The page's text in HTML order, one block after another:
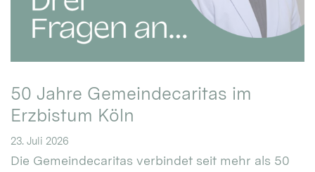
50 Jahre Gemeindecaritas im
Erzbistum Köln
23. Juli 2026
Die Gemeindecaritas verbindet seit mehr als 50